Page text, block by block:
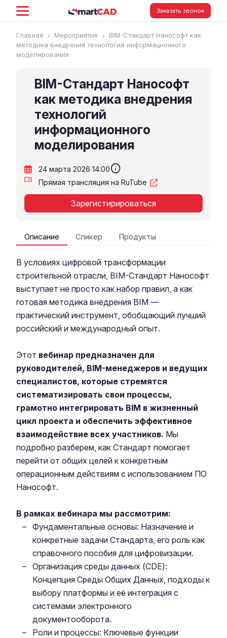
Заказать звонок
Главная Мероприятия
BIM-Стандарт Нанософт как
методика внедрения технологий информационного
моделирования
BIM-Стандарт Нанософт
как методика внедрения
технологий
информационного
моделирования
24 марта 2026 14:00info
Прямая трансляция на RuTube
Зарегистирироваться
Описание Спикер Продукты
В условиях цифровой трансформации
строительной отрасли, BIM-Стандарт Нанософт
выступает не просто как набор правил, а как
готовая методика внедрения BIM —
практический инструмент, обобщающий лучший
российский и международный опыт.
Этот вебинар предназначен для
руководителей, BIM-менеджеров и ведущих
специалистов, которые стремятся
систематизировать свои процессы,
грамотно интегрировать BIM в жизненный
цикл проекта и обеспечить эффективное
взаимодействие всех участников. Мы
подробно разберем, как Стандарт помогает
перейти от общих целей к конкретным
операционным действиям с использованием ПО
Нанософт.
В рамках вебинара мы рассмотрим:
Фундаментальные основы: Назначение и
конкретные задачи Стандарта, его роль как
справочного пособия для цифровизации.
Организация среды данных (CDE):
Концепция Среды Общих Данных, подходы к
выбору платформы и её интеграция с
системами электронного
документооборота.
Роли и процессы: Ключевые функции